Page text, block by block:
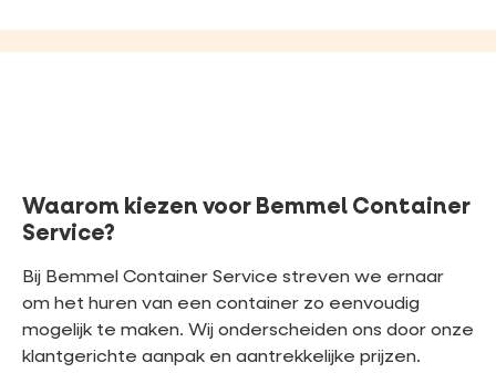
Waarom kiezen voor Bemmel Container
Service?
Bij Bemmel Container Service streven we ernaar
om het huren van een container zo eenvoudig
mogelijk te maken. Wij onderscheiden ons door onze
klantgerichte aanpak en aantrekkelijke prijzen.